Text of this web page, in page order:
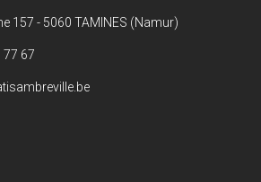
157 - 5060 TAMINES (Namur)
77 67